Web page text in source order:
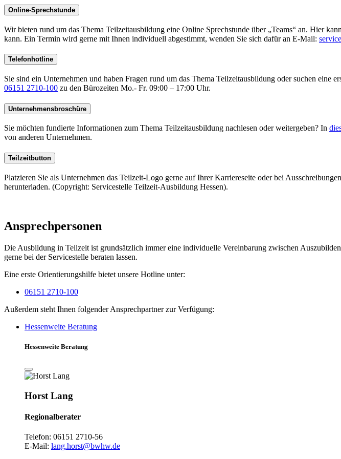
Online-Sprechstunde
Wir bieten rund um das Thema Teilzeitausbildung eine Online Sprechstunde über „Teams“ an. Hier
kann. Ein Termin wird gerne mit Ihnen individuell abgestimmt, wenden Sie sich dafür an E-Mail:
Telefonhotline
Sie sind ein Unternehmen und haben Fragen rund um das Thema Teilzeitausbildung oder suchen
06151 2710-100 zu den Bürozeiten Mo.- Fr. 09:00 – 17:00 Uhr.
Unternehmensbroschüre
Sie möchten fundierte Informationen zum Thema Teilzeitausbildung nachlesen oder weitergeben? In
von anderen Unternehmen.
Teilzeitbutton
Platzieren Sie als Unternehmen das Teilzeit-Logo gerne auf Ihrer Karriereseite oder bei
herunterladen. (Copyright: Servicestelle Teilzeit-Ausbildung Hessen).
Ansprechpersonen
Die Ausbildung in Teilzeit ist grundsätzlich immer eine individuelle Vereinbarung zwischen
gerne bei der Servicestelle beraten lassen.
Eine erste Orientierungshilfe bietet unsere Hotline unter:
06151 2710-100
Außerdem steht Ihnen folgender Ansprechpartner zur Verfügung:
Hessenweite Beratung
Hessenweite Beratung
Horst Lang
Regionalberater
Telefon: 06151 2710-56
E-Mail: lang.horst@bwhw.de